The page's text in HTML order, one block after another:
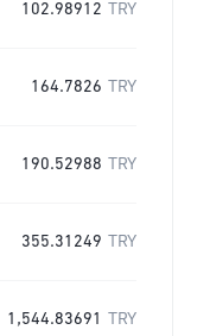
102.98912 TRY
164.7826 TRY
190.52988 TRY
355.31249 TRY
1,544.83691 TRY